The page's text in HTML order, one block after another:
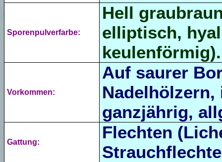
Sporenpulverfarbe:
Hell
elliptisch,
keulenförmig).
Vorkommen:
Auf saurer
ganzjährig,
Gattung:
Flechten